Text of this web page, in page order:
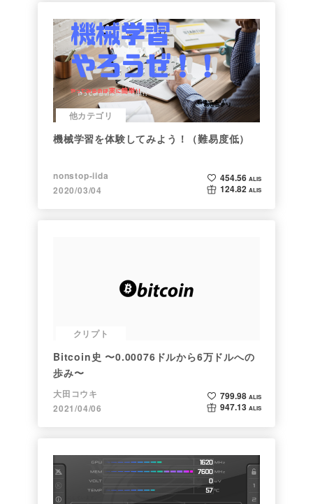
他カテゴリ
機械学習を体験してみよう！（難易度低）
nonstop-iida
2020/03/04
454.56 ALIS
124.82 ALIS
クリプト
Bitcoin史 〜0.00076ドルから6万ドルへの
歩み〜
大田コウキ
2021/04/06
799.98 ALIS
947.13 ALIS